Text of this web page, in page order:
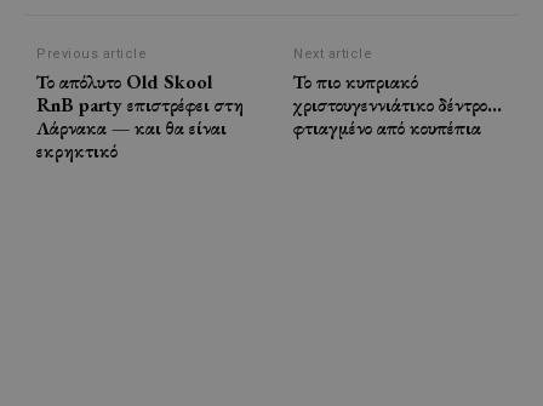
Previous article
Το απόλυτο Old Skool
RnB party επιστρέφει στη
Λάρνακα — και θα είναι
εκρηκτικό
Next article
Το πιο κυπριακό
χριστουγεννιάτικο δέντρο…
φτιαγμένο από κουπέπια